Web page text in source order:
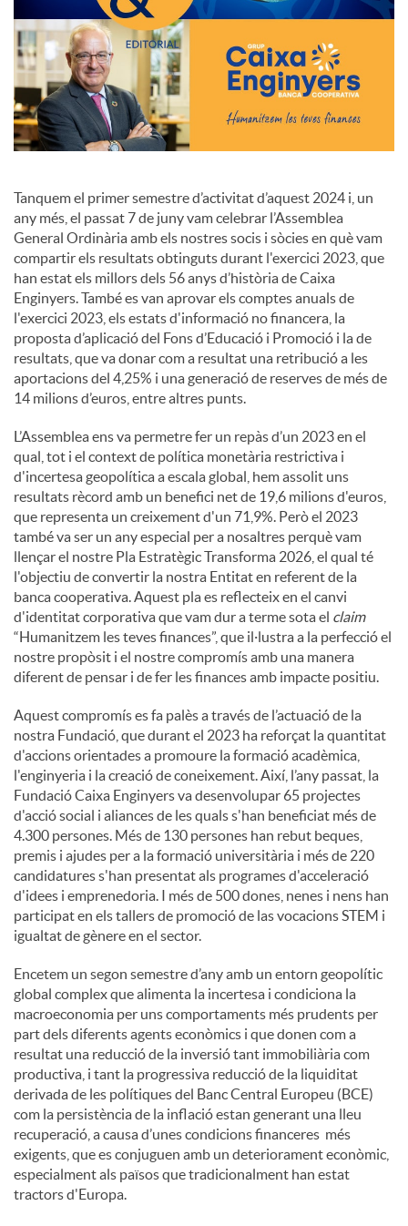
o
c
i
a
l
s
Tanquem el primer semestre d’activitat d’aquest 2024 i, un
any més, el passat 7 de juny vam celebrar l’Assemblea
General Ordinària amb els nostres socis i sòcies en què vam
compartir els resultats obtinguts durant l'exercici 2023, que
han estat els millors dels 56 anys d’història de Caixa
Enginyers. També es van aprovar els comptes anuals de
l'exercici 2023, els estats d'informació no financera, la
proposta d’aplicació del Fons d’Educació i Promoció i la de
resultats, que va donar com a resultat una retribució a les
aportacions del 4,25% i una generació de reserves de més de
14 milions d’euros, entre altres punts.
L’Assemblea ens va permetre fer un repàs d’un 2023 en el
qual, tot i el context de política monetària restrictiva i
d'incertesa geopolítica a escala global, hem assolit uns
resultats rècord amb un benefici net de 19,6 milions d'euros,
que representa un creixement d'un 71,9%. Però el 2023
també va ser un any especial per a nosaltres perquè vam
llençar el nostre Pla Estratègic Transforma 2026, el qual té
l'objectiu de convertir la nostra Entitat en referent de la
banca cooperativa. Aquest pla es reflecteix en el canvi
d'identitat corporativa que vam dur a terme sota el claim
“Humanitzem les teves finances”, que il·lustra a la perfecció el
nostre propòsit i el nostre compromís amb una manera
diferent de pensar i de fer les finances amb impacte positiu.
Aquest compromís es fa palès a través de l’actuació de la
nostra Fundació, que durant el 2023 ha reforçat la quantitat
d'accions orientades a promoure la formació acadèmica,
l'enginyeria i la creació de coneixement. Així, l’any passat, la
Fundació Caixa Enginyers va desenvolupar 65 projectes
d'acció social i aliances de les quals s'han beneficiat més de
4.300 persones. Més de 130 persones han rebut beques,
premis i ajudes per a la formació universitària i més de 220
candidatures s'han presentat als programes d'acceleració
d'idees i emprenedoria. I més de 500 dones, nenes i nens han
participat en els tallers de promoció de las vocacions STEM i
igualtat de gènere en el sector.
Encetem un segon semestre d’any amb un entorn geopolític
global complex que alimenta la incertesa i condiciona la
macroeconomia per uns comportaments més prudents per
part dels diferents agents econòmics i que donen com a
resultat una reducció de la inversió tant immobiliària com
productiva, i tant la progressiva reducció de la liquiditat
derivada de les polítiques del Banc Central Europeu (BCE)
com la persistència de la inflació estan generant una lleu
recuperació, a causa d’unes condicions financeres més
exigents, que es conjuguen amb un deteriorament econòmic,
especialment als països que tradicionalment han estat
tractors d'Europa.